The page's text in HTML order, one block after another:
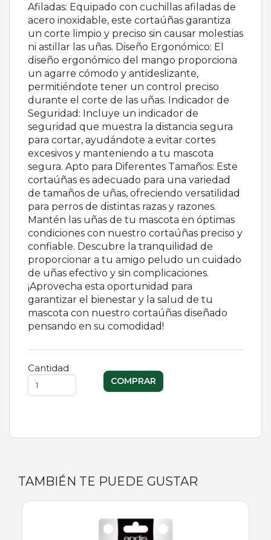
Afiladas: Equipado con cuchillas afiladas de
acero inoxidable, este cortaúñas garantiza
un corte limpio y preciso sin causar molestias
ni astillar las uñas. Diseño Ergonómico: El
diseño ergonómico del mango proporciona
un agarre cómodo y antideslizante,
permitiéndote tener un control preciso
durante el corte de las uñas. Indicador de
Seguridad: Incluye un indicador de
seguridad que muestra la distancia segura
para cortar, ayudándote a evitar cortes
excesivos y manteniendo a tu mascota
segura. Apto para Diferentes Tamaños: Este
cortaúñas es adecuado para una variedad
de tamaños de uñas, ofreciendo versatilidad
para perros de distintas razas y razones.
Mantén las uñas de tu mascota en óptimas
condiciones con nuestro cortaúñas preciso y
confiable. Descubre la tranquilidad de
proporcionar a tu amigo peludo un cuidado
de uñas efectivo y sin complicaciones.
¡Aprovecha esta oportunidad para
garantizar el bienestar y la salud de tu
mascota con nuestro cortaúñas diseñado
pensando en su comodidad!
Cantidad
TAMBIÉN TE PUEDE GUSTAR